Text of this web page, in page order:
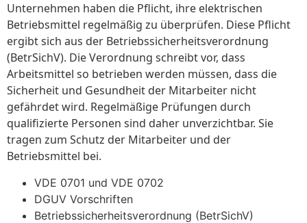
Unternehmen haben die Pflicht, ihre elektrischen
Betriebsmittel regelmäßig zu überprüfen. Diese Pflicht
ergibt sich aus der Betriebssicherheitsverordnung
(BetrSichV). Die Verordnung schreibt vor, dass
Arbeitsmittel so betrieben werden müssen, dass die
Sicherheit und Gesundheit der Mitarbeiter nicht
gefährdet wird. Regelmäßige Prüfungen durch
qualifizierte Personen sind daher unverzichtbar. Sie
tragen zum Schutz der Mitarbeiter und der
Betriebsmittel bei.
VDE 0701 und VDE 0702
DGUV Vorschriften
Betriebssicherheitsverordnung (BetrSichV)